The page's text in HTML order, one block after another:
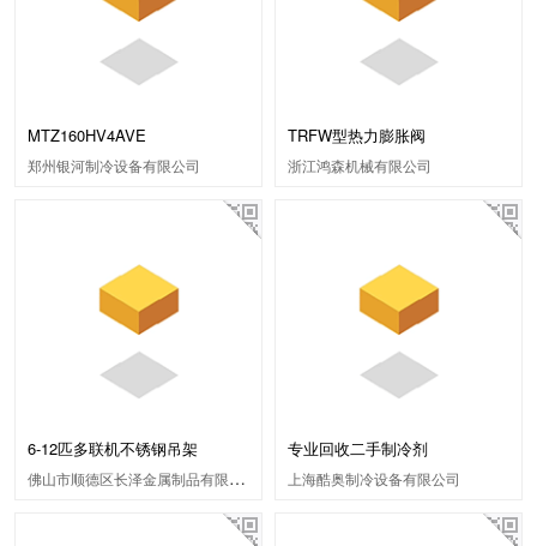
MTZ160HV4AVE
郑州银河制冷设备有限公司
TRFW型热力膨胀阀
浙江鸿森机械有限公司
6-12匹多联机不锈钢吊架
佛山市顺德区长泽金属制品有限公司
专业回收二手制冷剂
上海酷奥制冷设备有限公司